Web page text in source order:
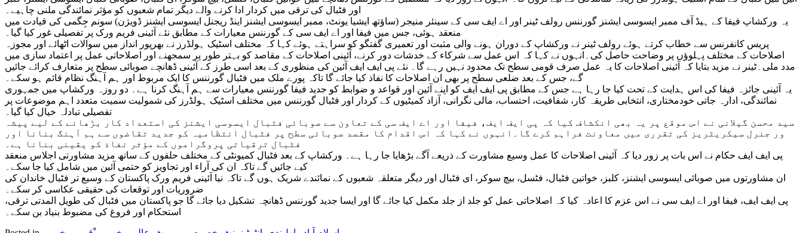
اور فٹبال کی ترقی میں کردار ادا کرنے والے دیگر تمام شعبوں کو مؤثر نمائندگی ملنی چاہیے۔
یہ ورکشاپ فیفا کے ہیڈ آف ممبر ایسوسی ایشنز گورننس رولف ٹینر اور اے ایف سی کے سینئر منیجر (ساؤتھ ایشیا یونٹ، ممبر ایسوسی ایشنز اینڈ ریجنل ایسوسی ایشنز ڈویژن) سونم جِگمی کی قیادت میں
منعقد ہوئی، جس میں فیفا اور اے ایف سی کے گورننس معیارات کے مطابق نئے آئینی فریم ورک پر تفصیلی غور کیا گیا۔
پریس کانفرنس سے خطاب کرتے ہوئے رولف ٹینر نے ورکشاپ کے دوران ہونے والی مثبت اور تعمیری گفتگو کو سراہتے ہوئے کہا کہ مختلف اسٹیک ہولڈرز نے بھرپور انداز میں سوالات اٹھائے اور مجوزہ
اصلاحات کے مختلف پہلوؤں پر وضاحت حاصل کی۔انہوں نے کہا کہ اس عمل سے شرکاء کے خدشات دور کرنے، آئینی اصلاحات کے مقاصد کو بہتر طور پر سمجھنے اور اصلاحاتی عمل پر اعتماد سازی میں
مدد ملی۔ٹینر نے مزید بتایا کہ آئینی اصلاحات کا یہ عمل صرف قومی سطح تک محدود نہیں رہے گا۔ نئے پی ایف ایف آئین کی منظوری کے بعد اسی طرز کے آئینی ڈھانچے صوبائی سطح پر متعارف کرائے جائیں
گے، جس کے بعد ضلعی سطح پر بھی ان اصلاحات کا نفاذ کیا جائے گا تاکہ پورے ملک میں فٹبال گورننس کا ایک مربوط اور ہم آہنگ نظام قائم ہو سکے۔
یہ آئینی جائزہ فیفا کی اس ہدایت کے تحت کیا جا رہا ہے جس کے مطابق پی ایف ایف کو اپنے آئین اور قواعد و ضوابط کو جدید فیفا گورننس معیارات سے ہم آہنگ کرنا ہے۔ دو روزہ ورکشاپ میں جمہوری
نمائندگی، ادارہ جاتی خودمختاری، انتخابی طریقہ کار، شفافیت، احتساب، مالی نگرانی، آزاد کمیٹیوں کے کردار اور فٹبال گورننس میں مختلف اسٹیک ہولڈرز کی شمولیت سمیت متعدد اہم موضوعات پر
تفصیلی تبادلہ خیال کیا گیا۔
سید محسن گیلانی نے اس موقع پر یہ بھی انکشاف کیا کہ پی ایف ایف، فیفا اور اے ایف سی کے تعاون سے صوبائی فٹبال ایسوسی ایشنز کی استعداد کار بڑھانے کے لیے پیشہ
ور جنرل سیکریٹریز کی تقرری میں معاونت فراہم کرے گا۔انہوں نے کہا کہ اس اقدام کا مقصد صوبائی سطح پر فٹبال انتظامیہ کو جدید تقاضوں سے ہم آہنگ بنانا اور
فٹبال ترقیاتی پروگراموں کے مؤثر نفاذ کو یقینی بنانا ہے۔
پی ایف ایف حکام نے اس بات پر زور دیا کہ آئینی اصلاحات کا عمل وسیع مشاورت کے ذریعے آگے بڑھایا جا رہا ہے۔ ورکشاپ کے بعد فٹبال کمیونٹی کے مختلف حلقوں کے ساتھ مزید مشاورتی اجلاس منعقد
کیے جائیں گے تاکہ ان کی آراء اور تجاویز کو حتمی آئین میں شامل کیا جا سکے۔
ان مشاورتوں میں صوبائی ایسوسی ایشنز، کلبز، خواتین فٹبال، فٹسل، بیچ سوکر، ای فٹبال اور دیگر متعلقہ شعبوں کے نمائندے شریک ہوں گے تاکہ نیا آئینی فریم ورک پاکستان کے وسیع تر فٹبال خاندان کی
ضروریات اور توقعات کی حقیقی عکاسی کر سکے۔
پی ایف ایف، فیفا اور اے ایف سی نے اس عزم کا اعادہ کیا کہ اصلاحاتی عمل کو جلد از جلد مکمل کیا جائے گا اور ایسا جدید گورننس ڈھانچہ تشکیل دیا جائے گا جو پاکستان میں فٹبال کی طویل المدتی ترقی،
استحکام اور فروغ کی مضبوط بنیاد بن سکے۔